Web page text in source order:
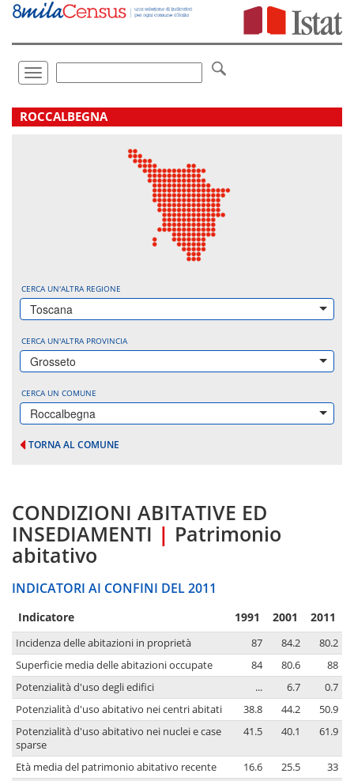
Vai
direttamente
Toggle
navigation
.
ROCCALBEGNA
CERCA UN'ALTRA REGIONE
Toscana
CERCA UN'ALTRA PROVINCIA
Grosseto
CERCA UN COMUNE
Roccalbegna
TORNA AL COMUNE
CONDIZIONI ABITATIVE ED
INSEDIAMENTI | Patrimonio
abitativo
INDICATORI AI CONFINI DEL 2011
Indicatore 1991 2001 2011
Incidenza delle abitazioni in proprietà 87 84.2
80.2
Superficie media delle abitazioni occupate
84 80.6
88
Potenzialità d'uso degli edifici
... 6.7
0.7
Potenzialità d'uso abitativo nei centri abitati
38.8 44.2
50.9
Potenzialità d'uso abitativo nei nuclei e case
sparse
41.5 40.1 61.9
Età media del patrimonio abitativo recente 16.6 25.5
33